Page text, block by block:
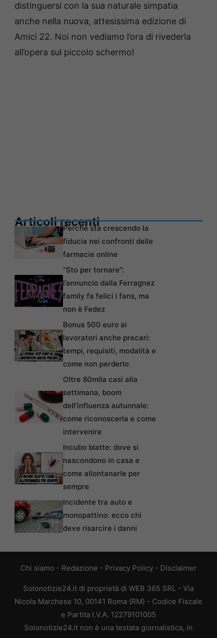
distinguersi con la sua naturale simpatia
anche nella nuova, attesissima edizione di
Amici 22. Noi non vediamo l’ora di rivederla
all’opera sul piccolo schermo!
Articoli recentiPerché sta crescendo la
fiducia nei confronti delle
farmacie online
“Sto per tornare”:
l’annuncio dalla Ferragnez
family fa felici i fans, ma
non è Fedez
Bonus 500 euro ai
lavoratori anche precari:
tempi, requisiti, modalità e
come non perderlo
Oltre 80mila casi alla
settimana, boom
dell’influenza autunnale:
come riconoscerla e come
intervenire
Incubo blatte: dove si
nascondono in casa e
come allontanarle per
sempre
Incidente tra auto e
monopattino: ecco chi
deve risarcire i danni
Chi siamo - Redazione - Privacy Policy - Disclaimer
Solonotizie24.it di proprietà di WEB 365 SRL - Via
Nicola Marchese 10, 00141 Roma (RM) - Codice Fiscale
e Partita I.V.A. 12279101005
Solonotizie24.it non è una testata giornalistica, in